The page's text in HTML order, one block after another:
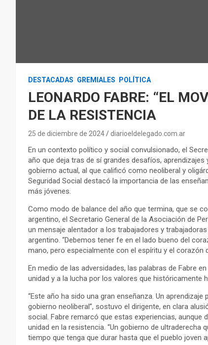
DESTACADAS GREMIALES POLÍTICA
LEONARDO FABRE: “EL
DE LA RESISTENCIA
25 de diciembre de 2024 diarioeldelegado.com.ar
En un contexto político y social convulsionado, el
año que deja tras de sí grandes desafíos,
gobierno actual, al que calificó como neoliberal y
Seguridad Social destacó la importancia de las
más jóvenes.
Como modo de balance del año que termina, que se
argentino, el Secretario General de la Asociación de
un mensaje alentador a los trabajadores y
argentino. “Debemos tener fe en el lado bueno del
mano, pero especialmente con el espíritu y el corazón
En medio de las adversidades, las palabras de Fabre
unidad y a la lucha por los valores que históricamente
“Este año ha sido una gran enseñanza. Un
gobierno neoliberal”, sostuvo el dirigente, en clara
social. Fabre remarcó que estas experiencias,
unidad en la resistencia. “Un gobierno de
tiempo que tenga que durar hasta que el pueblo joven